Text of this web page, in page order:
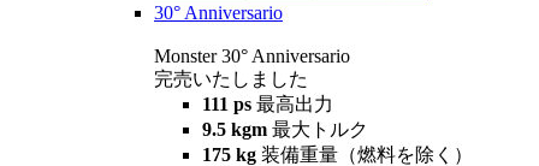
30° Anniversario
Monster 30° Anniversario
完売いたしました
111 ps 最高出力
9.5 kgm 最大トルク
175 kg 装備重量（燃料を除く）